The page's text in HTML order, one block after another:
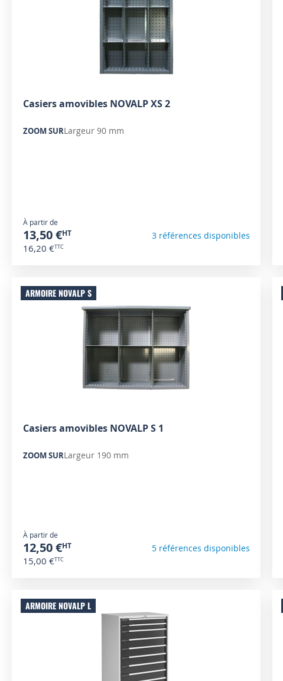
Casiers amovibles NOVALP XS 2
ZOOM SURLargeur 90 mm
À partir de
13,50 €
16,20 €
3 références disponibles
ARMOIRE NOVALP S
Casiers amovibles NOVALP S 1
ZOOM SURLargeur 190 mm
À partir de
12,50 €
15,00 €
5 références disponibles
ARMOIRE NOVALP L